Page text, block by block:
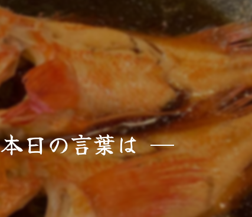
本日の言葉は